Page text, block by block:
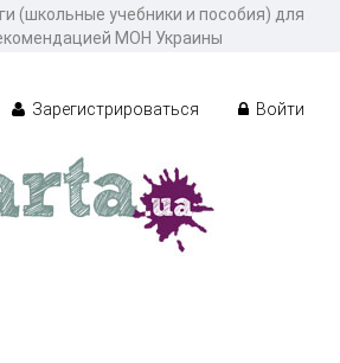
(школьные учебники и пособия) для
МОН Украины
Зарегистрироваться Войти